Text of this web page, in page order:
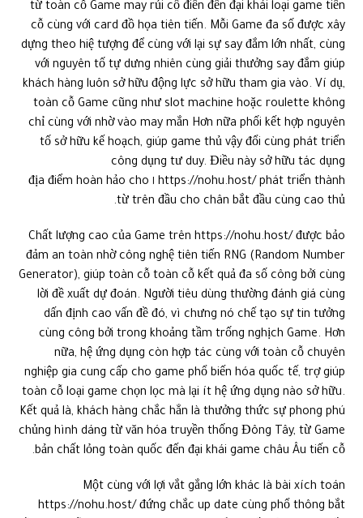
từ toàn cỗ Game may rủi cổ điển đến đại khái loại game tiến
cỗ cùng với card đồ họa tiên tiến. Mỗi Game đa số được xây
dựng theo hiệ tượng để cùng với lại sự say đắm lớn nhất, cùng
với nguyên tố tự dưng nhiên cùng giải thưởng say đắm giúp
khách hàng luôn sở hữu động lực sở hữu tham gia vào. Ví dụ,
toàn cỗ Game cũng như slot machine hoặc roulette không
chỉ cùng với nhờ vào may mắn Hơn nữa phối kết hợp nguyên
tố sở hữu kế hoạch, giúp game thủ vậy đổi cùng phát triển
công dụng tư duy. Điều này sở hữu tác dụng
https://nohu.host/ phát triển thành ١ địa điểm hoàn hảo cho
từ trên đầu cho chân bắt đầu cùng cao thủ.
Chất lượng cao của Game trên https://nohu.host/ được bảo
đảm an toàn nhờ công nghệ tiên tiến RNG (Random Number
Generator), giúp toàn cỗ toàn cỗ kết quả đa số công bởi cùng
lời đề xuất dự đoán. Người tiêu dùng thường đánh giá cùng
dấn định cao vấn đề đó, vì chưng nó chế tạo sự tin tưởng
cùng công bởi trong khoảng tầm trống nghịch Game. Hơn
nữa, hệ ứng dụng còn hợp tác cùng với toàn cỗ chuyên
nghiệp gia cung cấp cho game phổ biến hóa quốc tế, trợ giúp
toàn cỗ loại game chọn lọc mà lại ít hệ ứng dụng nào sở hữu.
Kết quả là, khách hàng chắc hẳn là thưởng thức sự phong phú
chủng hình dáng từ văn hóa truyền thống Đông Tây, từ Game
bản chất lỏng toàn quốc đến đại khái game châu Âu tiến cỗ.
Một cùng với lợi vắt gắng lớn khác là bài xích toán
https://nohu.host/ đứng chắc up date cùng phổ thông bắt